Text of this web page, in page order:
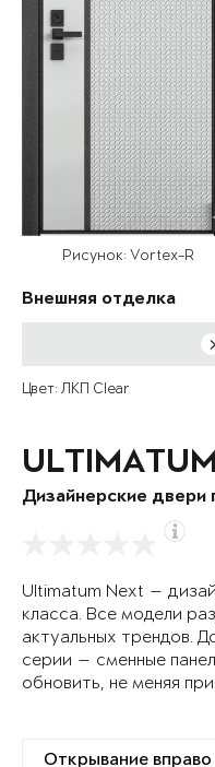
Рисунок: Vortex-R
Внешняя отделка
Цвет: ЛКП Clear
Дизайнерские двери
Ultimatum Next —
класса. Все модели
актуальных трендов.
серии — сменные
обновить, не меняя